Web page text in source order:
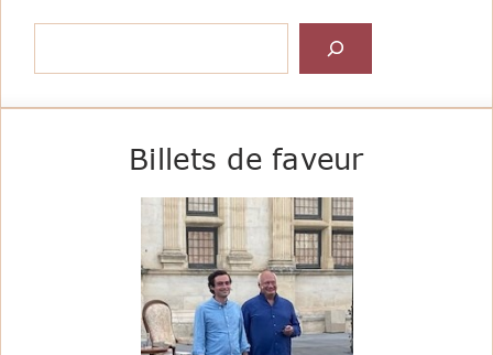
Billets de faveur